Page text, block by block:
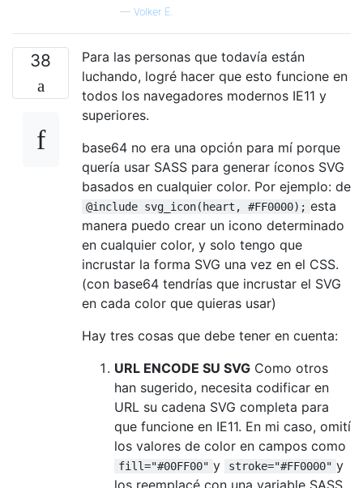
— Volker E.
38
Para las personas que todavía están
luchando, logré hacer que esto funcione en
todos los navegadores modernos IE11 y
superiores.
base64 no era una opción para mí porque
quería usar SASS para generar íconos SVG
basados ​​en cualquier color. Por ejemplo: de
@include svg_icon(heart, #FF0000); esta
manera puedo crear un icono determinado
en cualquier color, y solo tengo que
incrustar la forma SVG una vez en el CSS.
(con base64 tendrías que incrustar el SVG
en cada color que quieras usar)
Hay tres cosas que debe tener en cuenta:
URL ENCODE SU SVG Como otros
han sugerido, necesita codificar en
URL su cadena SVG completa para
que funcione en IE11. En mi caso, omití
los valores de color en campos como
fill="#00FF00" y stroke="#FF0000" y
los reemplacé con una variable SASS